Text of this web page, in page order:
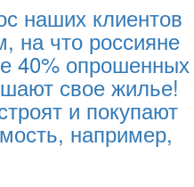
наших клиентов
на что россияне
40% опрошенных
свое жилье!
и покупают
например,